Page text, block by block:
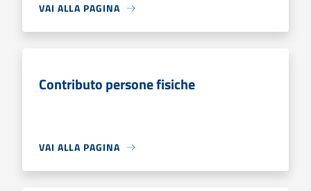
VAI ALLA PAGINA
Contributo persone fisiche
VAI ALLA PAGINA